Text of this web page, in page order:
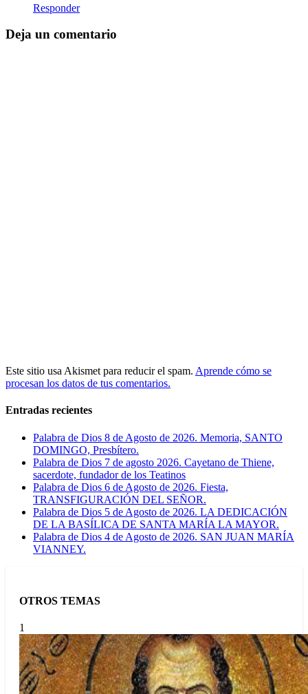
Responder
Deja un comentario
Este sitio usa Akismet para reducir el spam. Aprende cómo se
procesan los datos de tus comentarios.
Entradas recientes
Palabra de Dios 8 de Agosto de 2026. Memoria, SANTO
DOMINGO, Presbítero.
Palabra de Dios 7 de agosto 2026. Cayetano de Thiene,
sacerdote, fundador de los Teatinos
Palabra de Dios 6 de Agosto de 2026. Fiesta,
TRANSFIGURACIÓN DEL SEÑOR.
Palabra de Dios 5 de Agosto de 2026. LA DEDICACIÓN
DE LA BASÍLICA DE SANTA MARÍA LA MAYOR.
Palabra de Dios 4 de Agosto de 2026. SAN JUAN MARÍA
VIANNEY.
OTROS TEMAS
1